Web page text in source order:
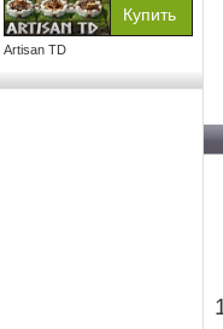
Artisan TD